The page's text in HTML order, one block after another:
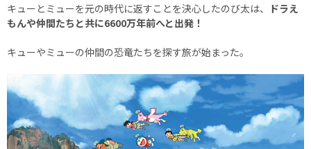
キューとミューを元の時代に返すことを決心したのび太は、
ドラえ
もんや仲間たちと共に6600万年前へと出発！
キューやミューの仲間の恐竜たちを探す旅が始まった。